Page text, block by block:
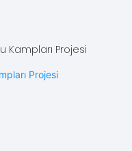
Kampları Projesi